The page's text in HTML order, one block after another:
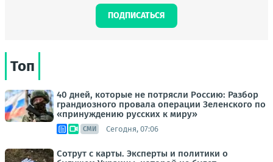
ПОДПИСАТЬСЯ
Топ
40 дней, которые не потрясли Россию: Разбор
грандиозного провала операции Зеленского по
«принуждению русских к миру»
СМИ Сегодня, 07:06
Сотрут с карты. Эксперты и политики о